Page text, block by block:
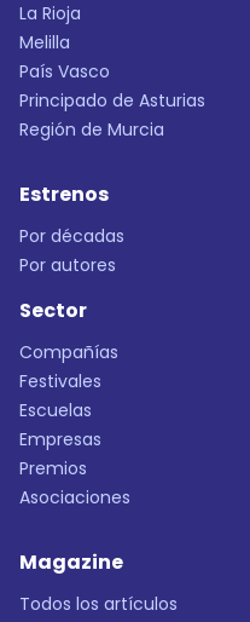
La Rioja
Melilla
País Vasco
Principado de Asturias
Región de Murcia
Estrenos
Por décadas
Por autores
Sector
Compañías
Festivales
Escuelas
Empresas
Premios
Asociaciones
Magazine
Todos los artículos